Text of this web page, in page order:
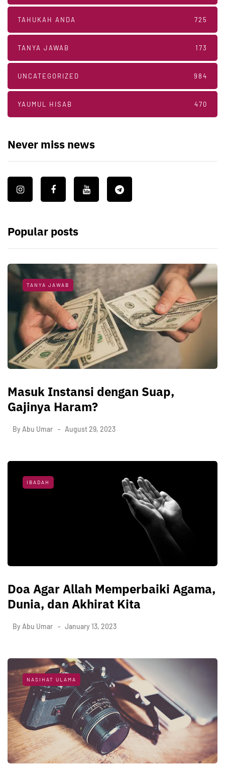
TAHUKAH ANDA 725
TANYA JAWAB 173
UNCATEGORIZED 984
YAUMUL HISAB 470
Never miss news
Popular posts
TANYA JAWAB
Masuk Instansi dengan Suap,
Gajinya Haram?
By Abu Umar August 29, 2023
IBADAH
Doa Agar Allah Memperbaiki Agama,
Dunia, dan Akhirat Kita
By Abu Umar January 13, 2023
NASIHAT ULAMA